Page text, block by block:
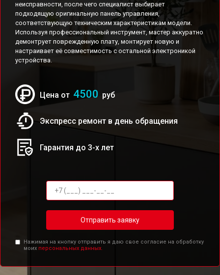
неисправности, после чего специалист выбирает
подходящую оригинальную панель управления,
соответствующую техническим характеристикам модели.
Используя профессиональный инструмент, мастер аккуратно
демонтрует поврежденную плату, монтирует новую и
настраивает её совместимость с остальной электроникой
устройства.
Цена от 4500 руб
Экспресс ремонт в день обращения
Гарантия до 3-х лет
Отправить заявку
Нажимая на кнопку отправить я даю свое согласие на обработку
моих персональных данных.